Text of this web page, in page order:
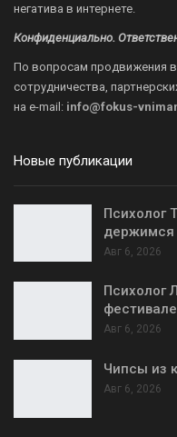
негатива в интернете.
Конфиденциально.
По вопросам продвижения
сотрудничества,
на e-mail: info@fokus-
Новые публикации
Психолог
держимся
Авг 6, 2026
Психолог
Авг 6, 2026
Чипсы из
Авг 6, 2026